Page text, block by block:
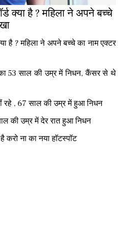
बच्चे
है ? महिला ने अपने बच्चे का नाम एक्टर
53 साल की उम्र में निधन, कैंसर से थे
रहे , 67 साल की उम्र में हुआ निधन
की उम्र में देर रात हुआ निधन
करो ना का नया हॉटस्पॉट